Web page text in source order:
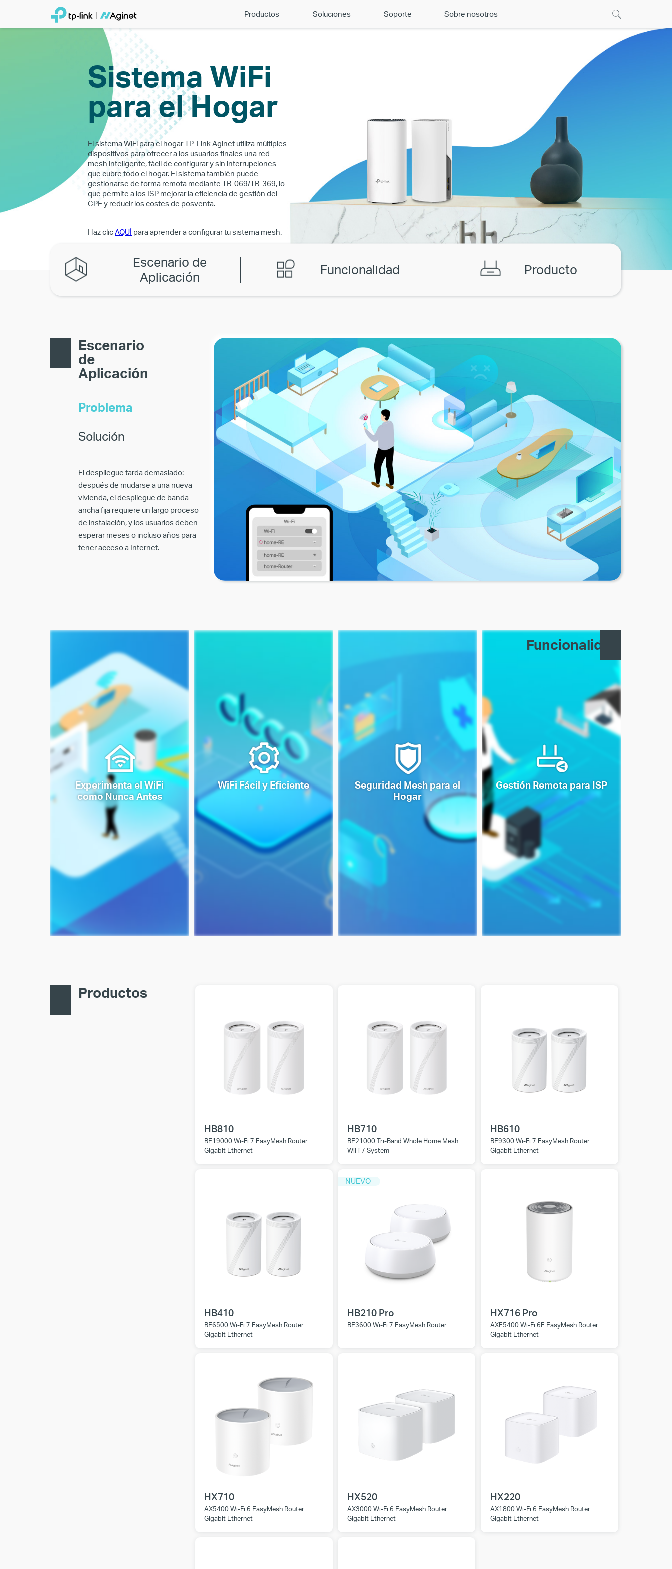
Productos Soluciones Soporte Sobre nosotros
Sistema WiFi
para el Hogar
El sistema WiFi para el hogar TP-Link Aginet utiliza múltiples
dispositivos para ofrecer a los usuarios finales una red
mesh inteligente, fácil de configurar y sin interrupciones
que cubre todo el hogar. El sistema también puede
gestionarse de forma remota mediante TR-069/TR-369, lo
que permite a los ISP mejorar la eficiencia de gestión del
CPE y reducir los costes de posventa.
Haz clicAQUÍ para aprender a configurar tu sistema mesh.
Escenario de
Aplicación
Funcionalidad Producto
Escenario
de
Aplicación
Problema
Solución
El despliegue tarda demasiado:
después de mudarse a una nueva
vivienda, el despliegue de banda
ancha fija requiere un largo proceso
de instalación, y los usuarios deben
esperar meses o incluso años para
tener acceso a Internet.
Funcionalidad
Experimenta el WiFi
como Nunca Antes
WiFi Fácil y Eficiente
Seguridad Mesh para el
Hogar
Gestión Remota para ISP
Productos
HB810
BE19000 Wi-Fi 7 EasyMesh Router
Gigabit Ethernet
HB710
BE21000 Tri-Band Whole Home Mesh
WiFi 7 System
HB610
BE9300 Wi-Fi 7 EasyMesh Router
Gigabit Ethernet
HB410
BE6500 Wi-Fi 7 EasyMesh Router
Gigabit Ethernet
NUEVO
HB210 Pro
BE3600 Wi-Fi 7 EasyMesh Router
HX716 Pro
AXE5400 Wi-Fi 6E EasyMesh Router
Gigabit Ethernet
HX710
AX5400 Wi-Fi 6 EasyMesh Router
Gigabit Ethernet
HX520
AX3000 Wi-Fi 6 EasyMesh Router
Gigabit Ethernet
HX220
AX1800 Wi-Fi 6 EasyMesh Router
Gigabit Ethernet